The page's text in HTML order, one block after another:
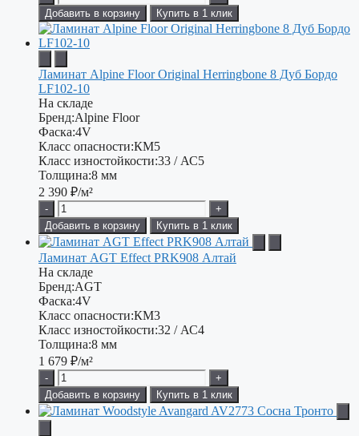
Добавить в корзину
Купить в 1 клик
Ламинат Alpine Floor Original Herringbone 8 Дуб Бордо
LF102-10
На складе
Бренд:Alpine Floor
Фаска:4V
Класс опасности:КМ5
Класс изностойкости:33 / АС5
Толщина:8 мм
2 390 ₽/м²
-
+
Добавить в корзину
Купить в 1 клик
Ламинат AGT Effect PRK908 Алтай
На складе
Бренд:AGT
Фаска:4V
Класс опасности:КМ3
Класс изностойкости:32 / АС4
Толщина:8 мм
1 679 ₽/м²
-
+
Добавить в корзину
Купить в 1 клик